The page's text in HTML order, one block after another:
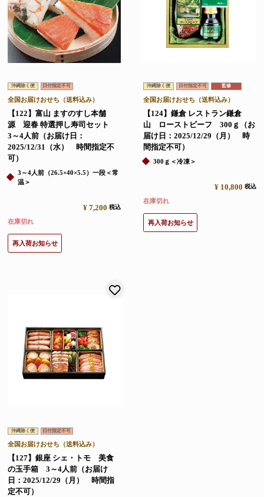
沖縄除く便 日付指定不可
全国お届けおせち（送料込み）
【122】富山 ますのすし本舗
源 迎春 特選押し寿司セット
3～4人前（お届け日：
2025/12/31（水） 時間指定不
可）
3～4人前（26.5×40×5.5）一段＜常
温＞
¥ 7,200 税込
在庫切れ
再入荷お知らせ
沖縄除く便 日付指定不可 監修
全国お届けおせち（送料込み）
【124】鎌倉 レストラン鎌倉
山 ローストビーフ 300ｇ（お
届け日：2025/12/29（月） 時
間指定不可）
300ｇ＜冷凍＞
¥ 10,800 税込
在庫切れ
再入荷お知らせ
沖縄除く便 日付指定不可
全国お届けおせち（送料込み）
【127】銀座 シェ・トモ 美食
の玉手箱 3～4人前（お届け
日：2025/12/29（月） 時間指
定不可）